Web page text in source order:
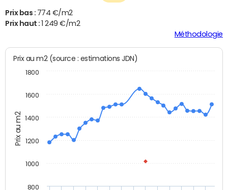
Prix bas : 774 €/m2
Prix haut :1 249 €/m2
Méthodologie
Prix au m2
Prix au m2 (source : estimations JDN)
800
1000
1200
1400
1600
1800